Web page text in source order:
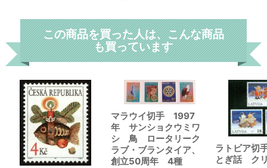
この商品を買った人は、こんな商品
も買っています
マラウイ切手 1997
年 サンショクウミワ
シ 鳥 ロータリーク
ラブ・ブランタイア、
創立50周年 4種
ラトビア切
とぎ話 ク